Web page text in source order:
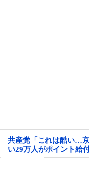
共産党「これは酷い…
い29万人がポイント給